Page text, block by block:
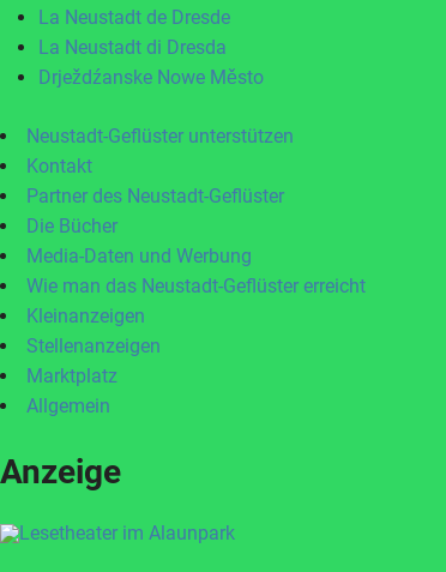
La Neustadt de Dresde
La Neustadt di Dresda
Drježdźanske Nowe Město
Neustadt-Geflüster unterstützen
Kontakt
Partner des Neustadt-Geflüster
Die Bücher
Media-Daten und Werbung
Wie man das Neustadt-Geflüster erreicht
Kleinanzeigen
Stellenanzeigen
Marktplatz
Allgemein
Anzeige